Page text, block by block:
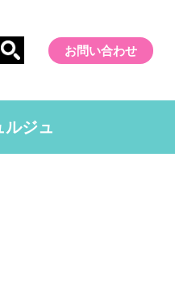
お問い合わせ
ルジュ